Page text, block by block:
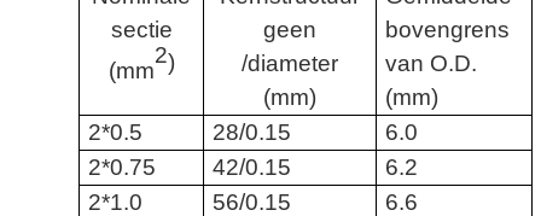
sectie
(mm
2)
geen
/diameter
(mm)
bovengrens
van O.D.
(mm)
2*0.5
28/0.15
6.0
2*0.75
42/0.15
6.2
2*1.0
56/0.15
6.6